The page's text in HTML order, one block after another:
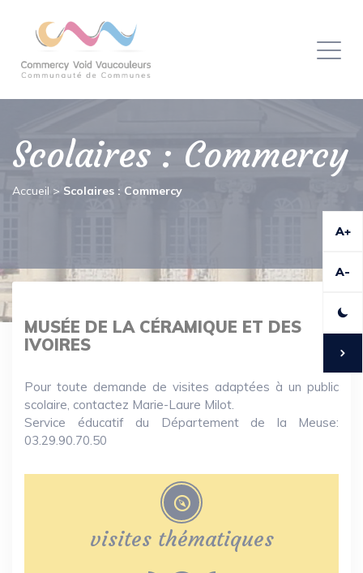
Scolaires : Commercy
Accueil > Scolaires : Commercy
MUSÉE DE LA CÉRAMIQUE ET DES
IVOIRES
Pour toute demande de visites adaptées à un public
scolaire, contactez Marie-Laure Milot.
Service éducatif du Département de la Meuse:
03.29.90.70.50
visites thématiques
A+
A-